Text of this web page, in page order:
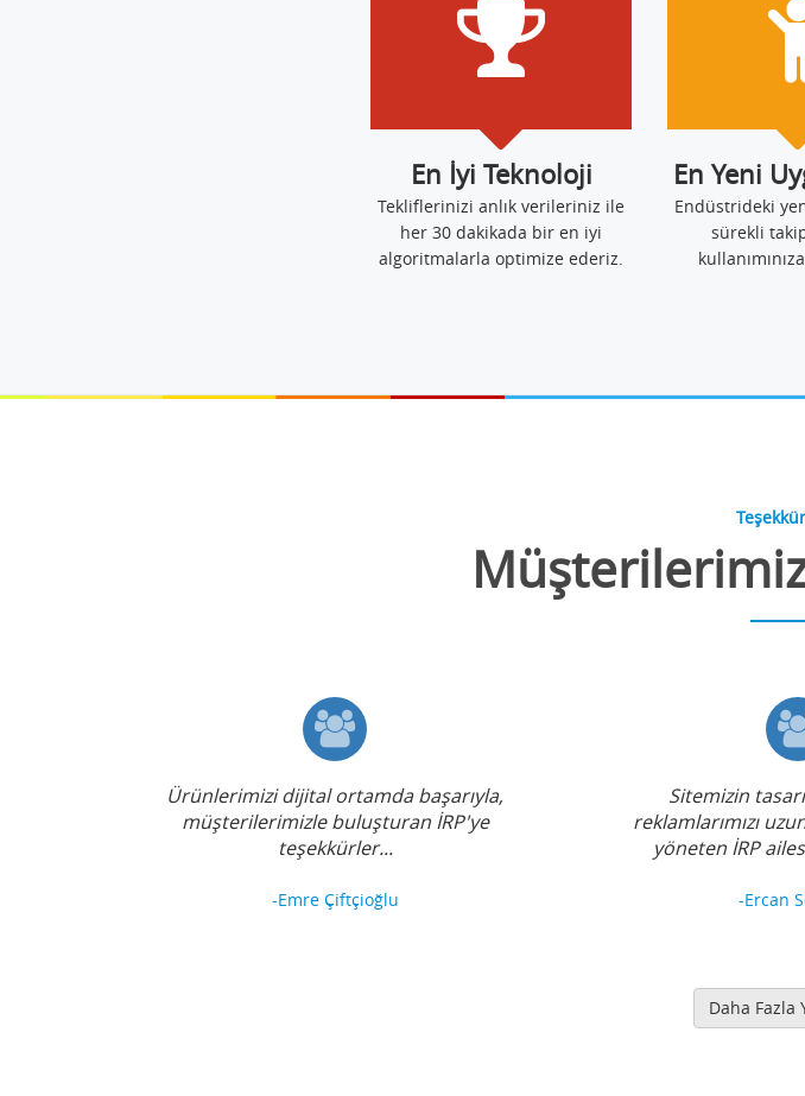
En İyi Teknoloji
Tekliflerinizi anlık verileriniz ile
her 30 dakikada bir en iyi
algoritmalarla optimize ederiz.
En Yeni
Endüstrideki
sürekli
Ürünlerimizi dijital ortamda başarıyla,
müşterilerimizle buluşturan İRP'ye
teşekkürler...
-Emre Çiftçioğlu
Sitemizin
reklamlarımızı
yöneten İRP
-Ercan
Daha Fazla